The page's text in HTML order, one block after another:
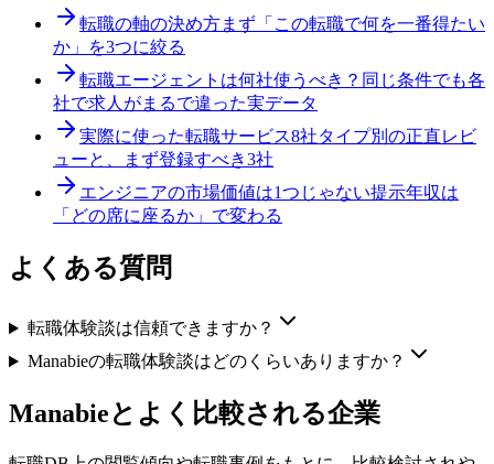
転職の軸の決め方まず「この転職で何を一番得たい
か」を3つに絞る
転職エージェントは何社使うべき？ 同じ条件でも各
社で求人がまるで違った実データ
実際に使った転職サービス8社タイプ別の正直レビ
ューと、まず登録すべき3社
エンジニアの市場価値は1つじゃない提示年収は
「どの席に座るか」で変わる
よくある質問
転職体験談は信頼できますか？
Manabieの転職体験談はどのくらいありますか？
Manabieとよく比較される企業